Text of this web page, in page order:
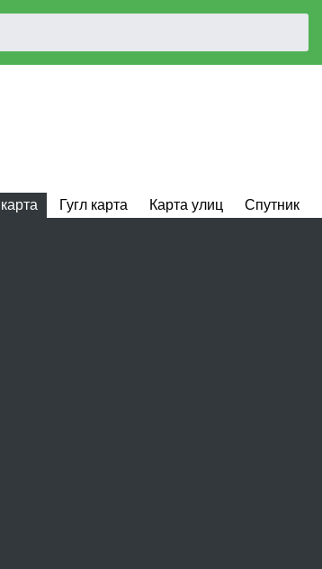
Гугл карта Карта улиц Спутник